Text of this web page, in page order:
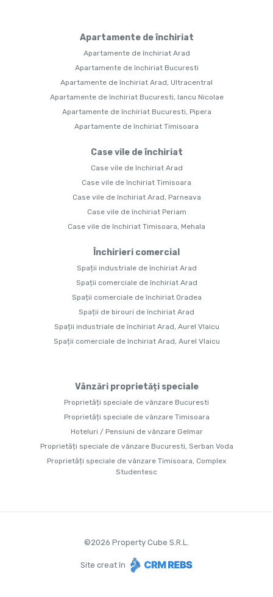
Apartamente de închiriat
Apartamente de închiriat Arad
Apartamente de închiriat Bucuresti
Apartamente de închiriat Arad, Ultracentral
Apartamente de închiriat Bucuresti, Iancu Nicolae
Apartamente de închiriat Bucuresti, Pipera
Apartamente de închiriat Timisoara
Case vile de închiriat
Case vile de închiriat Arad
Case vile de închiriat Timisoara
Case vile de închiriat Arad, Parneava
Case vile de închiriat Periam
Case vile de închiriat Timisoara, Mehala
Închirieri comercial
Spații industriale de închiriat Arad
Spații comerciale de închiriat Arad
Spații comerciale de închiriat Oradea
Spații de birouri de închiriat Arad
Spații industriale de închiriat Arad, Aurel Vlaicu
Spații comerciale de închiriat Arad, Aurel Vlaicu
Vânzări proprietăți speciale
Proprietăți speciale de vânzare Bucuresti
Proprietăți speciale de vânzare Timisoara
Hoteluri / Pensiuni de vânzare Gelmar
Proprietăți speciale de vânzare Bucuresti, Serban Voda
Proprietăți speciale de vânzare Timisoara, Complex
Studentesc
©2026 Property Cube S.R.L.
Site creat în